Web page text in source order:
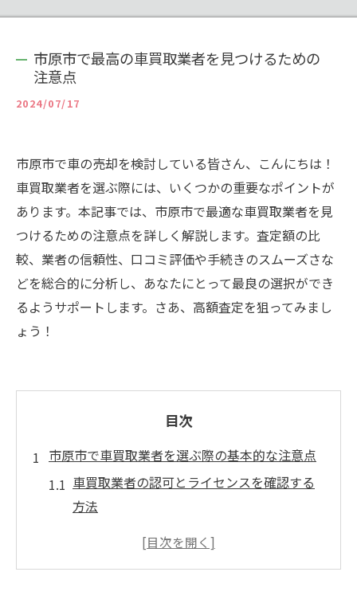
市原市で最高の車買取業者を見つけるための
注意点
2024/07/17
市原市で車の売却を検討している皆さん、こんにちは！
車買取業者を選ぶ際には、いくつかの重要なポイントが
あります。本記事では、市原市で最適な車買取業者を見
つけるための注意点を詳しく解説します。査定額の比
較、業者の信頼性、口コミ評価や手続きのスムーズさな
どを総合的に分析し、あなたにとって最良の選択ができ
るようサポートします。さあ、高額査定を狙ってみまし
ょう！
目次
市原市で車買取業者を選ぶ際の基本的な注意点
車買取業者の認可とライセンスを確認する
方法
事前に必要な書類と準備を把握する